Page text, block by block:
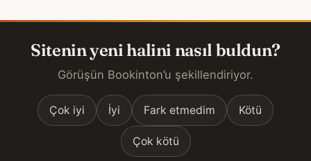
Sitenin yeni halini nasıl buldun?
Görüşün Bookinton’u şekillendiriyor.
Çok iyi İyi Fark etmedim Kötü
Çok kötü